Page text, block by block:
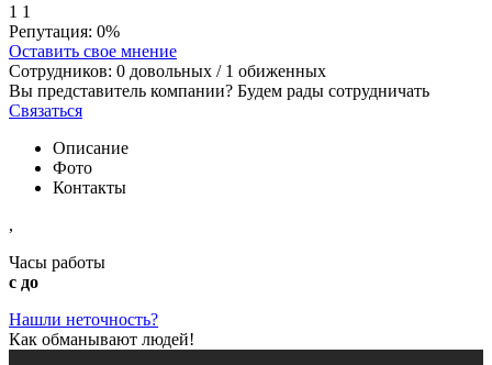
1 1
Репутация: 0%
Оставить свое мнение
Сотрудников: 0 довольных / 1 обиженных
Вы представитель компании? Будем рады сотрудничать
Связаться
Описание
Фото
Контакты
,
Часы работы
с до
Нашли неточность?
Как обманывают людей!